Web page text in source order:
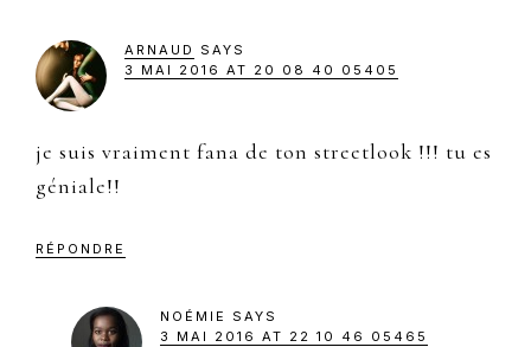
ARNAUD
SAYS
3 MAI 2016 AT 20 08 40 05405
je suis vraiment fana de ton streetlook !!! tu es
géniale!!
RÉPONDRE
NOÉMIE
SAYS
3 MAI 2016 AT 22 10 46 05465